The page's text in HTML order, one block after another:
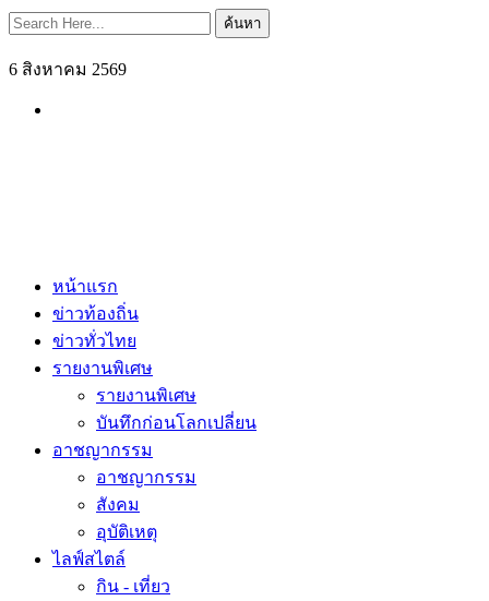
ค้นหา
6 สิงหาคม 2569
หน้าแรก
ข่าวท้องถิ่น
ข่าวทั่วไทย
รายงานพิเศษ
รายงานพิเศษ
บันทึกก่อนโลกเปลี่ยน
อาชญากรรม
อาชญากรรม
สังคม
อุบัติเหตุ
ไลฟ์สไตล์
กิน - เที่ยว